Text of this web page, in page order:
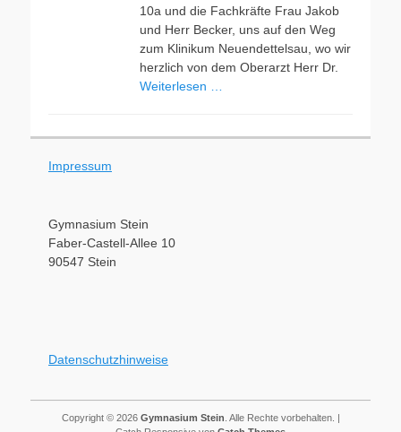
10a und die Fachkräfte Frau Jakob
und Herr Becker, uns auf den Weg
zum Klinikum Neuendettelsau, wo wir
herzlich von dem Oberarzt Herr Dr.
Weiterlesen …
Impressum
Gymnasium Stein
Faber-Castell-Allee 10
90547 Stein
Datenschutzhinweise
Copyright © 2026 Gymnasium Stein . Alle Rechte vorbehalten. |